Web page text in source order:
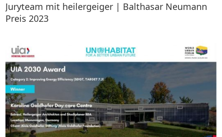
Juryteam mit heilergeiger | Balthasar Neumann
Preis 2023